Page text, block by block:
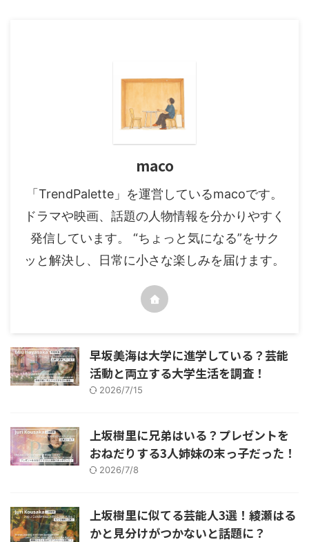
maco
「TrendPalette」を運営しているmacoです。
ドラマや映画、話題の人物情報を分かりやすく
発信しています。 “ちょっと気になる”をサク
ッと解決し、日常に小さな楽しみを届けます。
早坂美海は大学に進学している？芸能
活動と両立する大学生活を調査！
2026/7/15
上坂樹里に兄弟はいる？プレゼントを
おねだりする3人姉妹の末っ子だった！
2026/7/8
上坂樹里に似てる芸能人3選！綾瀬はる
かと見分けがつかないと話題に？